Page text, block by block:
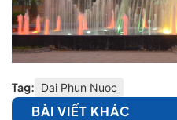
Tag: Dai Phun Nuoc
BÀI VIẾT KHÁC